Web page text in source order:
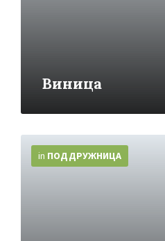
Виница
in ПОДДРУЖНИЦA
Info